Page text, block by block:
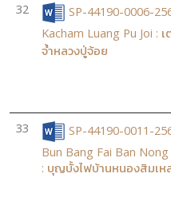
32
SP-44190-0006-
Kacham Luang Pu Joi :
จ้ำหลวงปู่จ้อย
33
SP-44190-0011-
Bun Bang Fai Ban Nong
: บุญบั้งไฟบ้านหนองสิมเห